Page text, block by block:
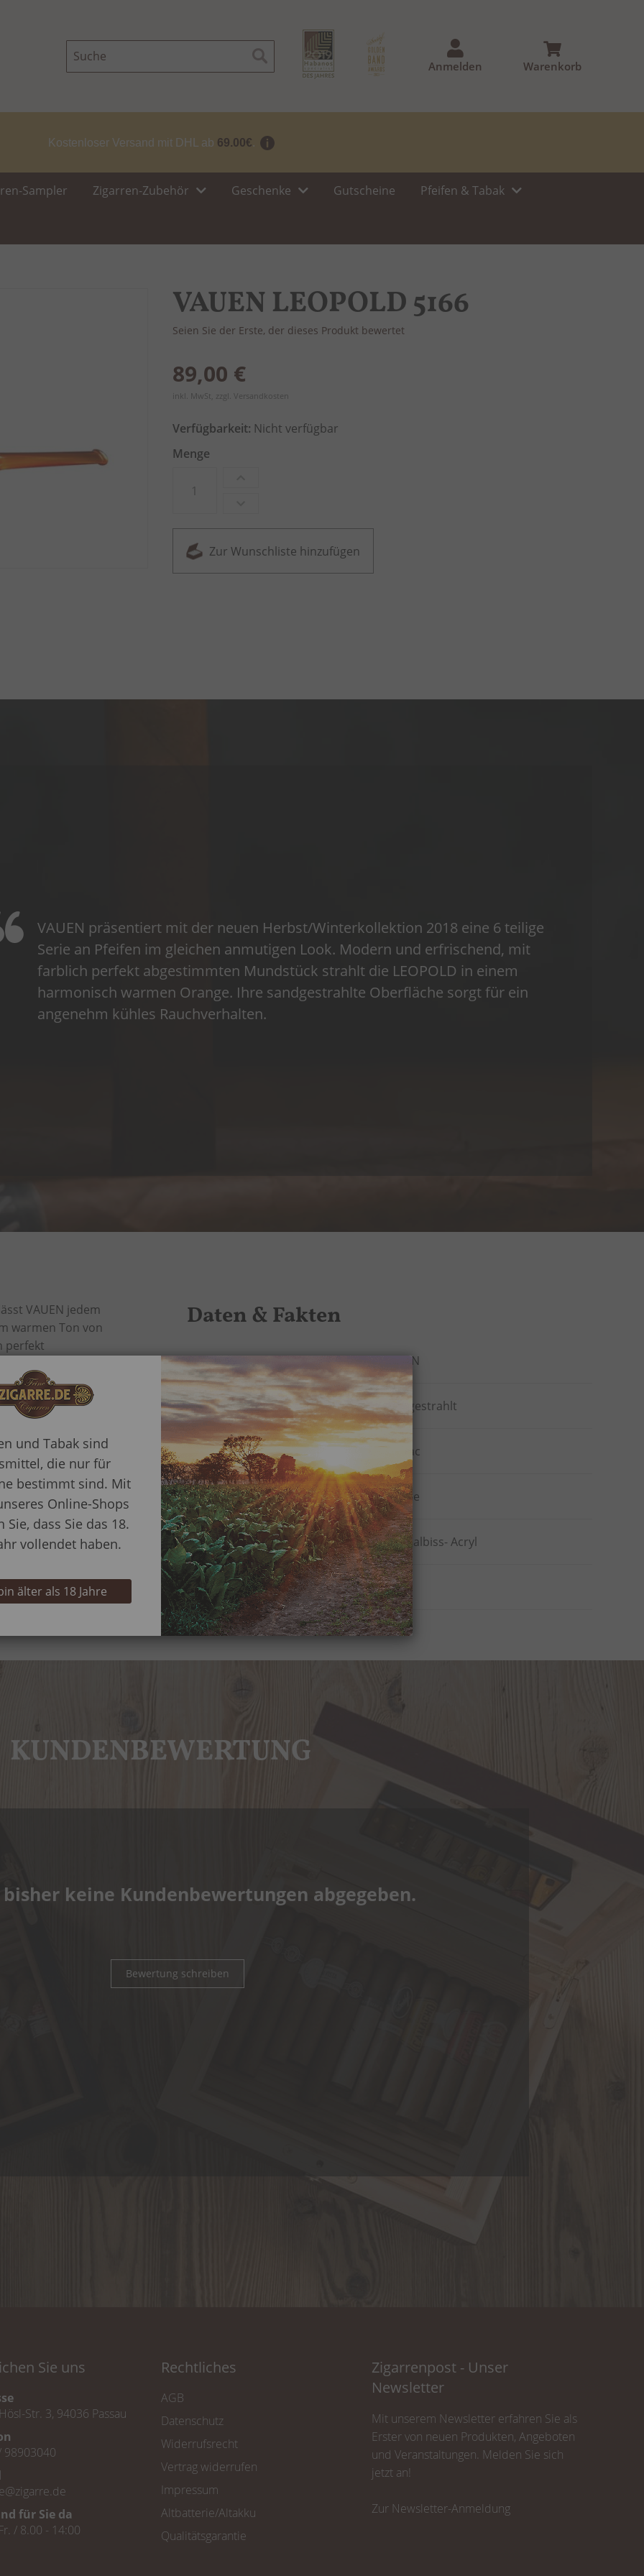
Warenkorb
Suche
Anmelden
Kostenloser Versand mit DHL ab 69.00€.
Sampler Zigarren-Zubehör Geschenke Gutscheine Pfeifen & Tabak
VAUEN LEOPOLD 5166
Seien Sie der Erste, der dieses Produkt bewertet
89,00 €
inkl. MwSt, zzgl. Versandkosten
Verfügbarkeit: Nicht verfügbar
Menge
Zur Wunschliste hinzufügen
VAUEN präsentiert mit der neuen Herbst/Winterkollektion 2018 eine 6 teilige
Serie an Pfeifen im gleichen anmutigen Look. Modern und erfrischend, mit
farblich perfekt abgestimmten Mundstück strahlt die LEOPOLD in einem
harmonisch warmen Orange. Ihre sandgestrahlte Oberfläche sorgt für ein
angenehm kühles Rauchverhalten.
VAUEN jedem
warmen Ton von
perfekt
mit der
kühles
Wahl zwischen 6
Daten & Fakten
Mehr
Information
Pfeifenhersteller VAUEN
Oberfläche / Farbe sandgestrahlt
Farbe cognac
Pfeifenform gerade
Mundstück Normalbiss- Acryl
Filterart 9 mm
KUNDENBEWERTUNG
bisher keine Kundenbewertungen abgegeben.
Bewertung schreiben
Sie uns
Str. 3, 94036 Passau
98903040
für Sie da
/ 8.00 - 14:00
Rechtliches
AGB
Datenschutz
Widerrufsrecht
Vertrag widerrufen
Impressum
Altbatterie/Altakku
Qualitätsgarantie
Zigarrenpost - Unser
Newsletter
Mit unserem Newsletter erfahren Sie als
Erster von neuen Produkten, Angeboten
und Veranstaltungen. Melden Sie sich
jetzt an!
Zur Newsletter-Anmeldung
und Tabak sind
die nur für
bestimmt sind. Mit
Online-Shops
Sie, dass Sie das 18.
vollendet haben.
älter als 18 Jahre